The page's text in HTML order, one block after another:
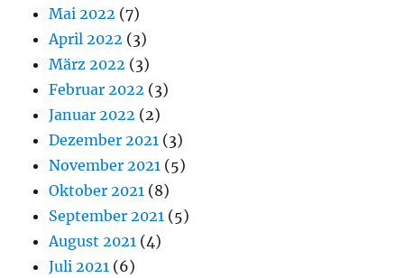
Mai 2022 (7)
April 2022 (3)
März 2022 (3)
Februar 2022 (3)
Januar 2022 (2)
Dezember 2021 (3)
November 2021 (5)
Oktober 2021 (8)
September 2021 (5)
August 2021 (4)
Juli 2021 (6)